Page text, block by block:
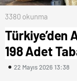
3380 okunma
Türkiye’den
198 Adet
22 Mayıs 2026 13:38